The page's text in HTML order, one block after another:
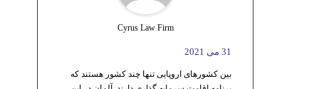
Cyrus Law Firm
31 می 2021
بین کشورهای اروپایی تنها چند کشور هستند که